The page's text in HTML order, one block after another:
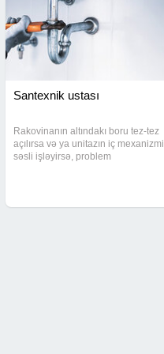
Santexnik ustası
Rakovinanın altındakı boru tez-tez
açılırsa və ya unitazın iç mexanizmi
səsli işləyirsə, problem
su xətlərinin